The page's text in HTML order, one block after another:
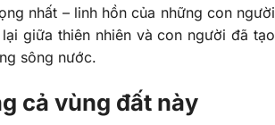
nhất – linh hồn của những con người
giữa thiên nhiên và con người đã tạo
sông nước.
cả vùng đất này